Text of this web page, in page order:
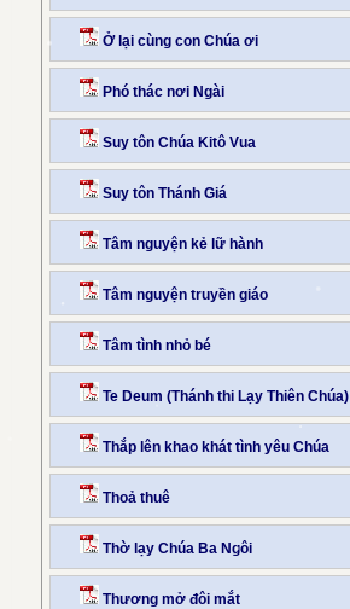
Ở lại cùng con Chúa ơi
Phó thác nơi Ngài
Suy tôn Chúa Kitô Vua
Suy tôn Thánh Giá
Tâm nguyện kẻ lữ hành
Tâm nguyện truyền giáo
Tâm tình nhỏ bé
Te Deum (Thánh thi Lạy Thiên Chúa)
Thắp lên khao khát tình yêu Chúa
Thoả thuê
Thờ lạy Chúa Ba Ngôi
Thương mở đôi mắt